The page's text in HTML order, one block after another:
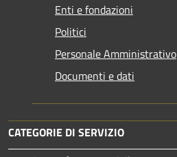
Enti e fondazioni
Politici
Personale Amministrativo
Documenti e dati
CATEGORIE DI SERVIZIO